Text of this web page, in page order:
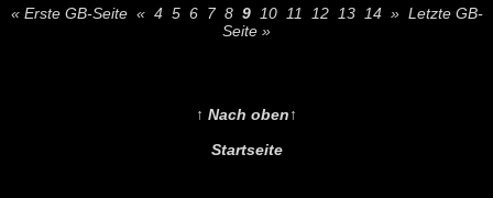
« Erste GB-Seite « 4 5 6 7 8 9 10 11 12 13 14 » Letzte GB-
Seite »
↑ Nach oben↑
Startseite